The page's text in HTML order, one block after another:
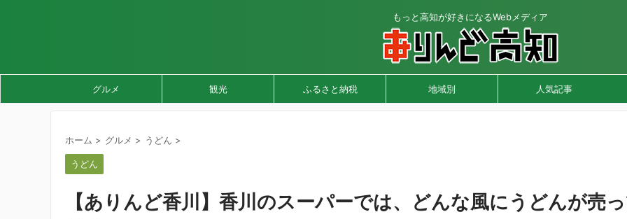
もっと高知が好きになるWebメディア
グルメ 観光 ふるさと納税 地域別 人気記事
ホーム > グルメ > うどん >
うどん
【ありんど香川】香川のスーパーでは、どんな風にうどんが売